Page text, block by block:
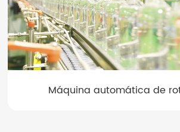
Máquina automática de